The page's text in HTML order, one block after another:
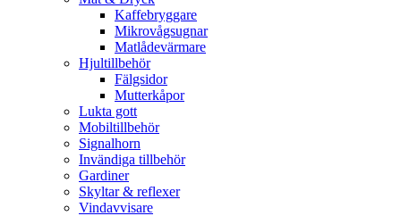
Kaffebryggare
Mikrovågsugnar
Matlådevärmare
Hjultillbehör
Fälgsidor
Mutterkåpor
Lukta gott
Mobiltillbehör
Signalhorn
Invändiga tillbehör
Gardiner
Skyltar & reflexer
Vindavvisare